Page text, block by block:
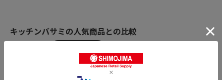
キッチンバサミの人気商品との比較